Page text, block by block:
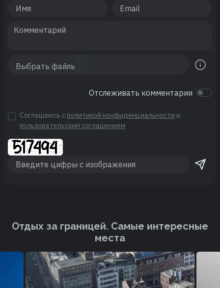
Отслеживать комментарии
Соглашаюсь с политикой конфиденциальности и
пользовательским соглашением
Отдых за границей. Cамые интересные
места